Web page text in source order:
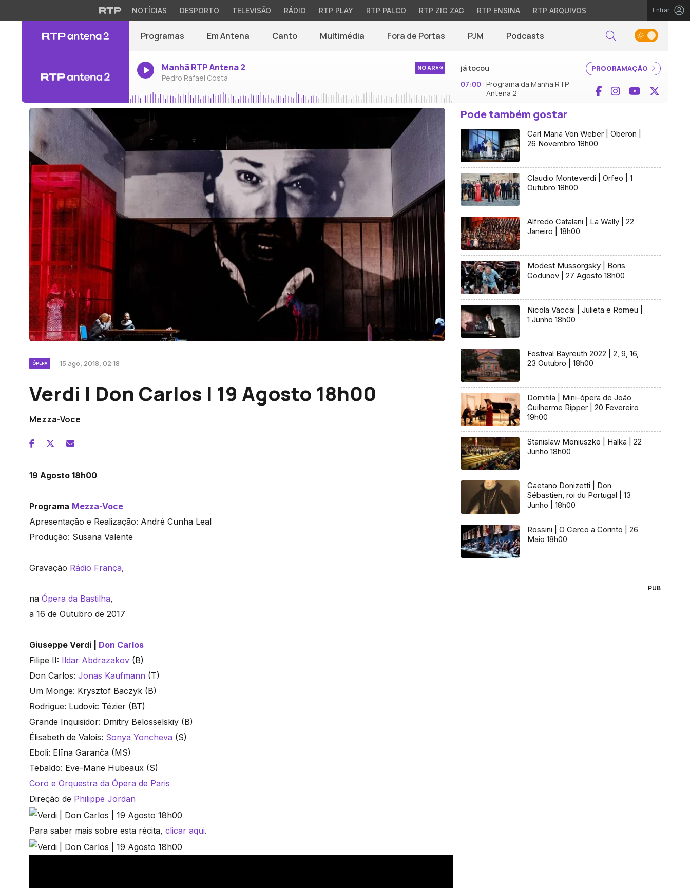
NOTÍCIAS DESPORTO TELEVISÃO RÁDIO RTP PLAY RTP PALCO RTP ZIG ZAG RTP ENSINA RTP ARQUIVOS Entrar
Programas Em Antena Canto Multimédia Fora de Portas PJM Podcasts Pesquisar
Manhã RTP Antena 2
Pedro Rafael Costa
NO AR PROGRAMAÇÃO
já tocou
07:00 Programa da Manhã RTP
Antena 2
Facebook
InstagramYouTube
ÓPERA 15 ago, 2018, 02:18
Verdi | Don Carlos | 19 Agosto 18h00
Mezza-Voce
19 Agosto 18h00
Programa Mezza-Voce
Apresentação e Realização: André Cunha Leal
Produção: Susana Valente
Gravação Rádio França,
na Ópera da Bastilha,
a 16 de Outubro de 2017
Giuseppe Verdi | Don Carlos
Filipe II: Ildar Abdrazakov (B)
Don Carlos: Jonas Kaufmann (T)
Um Monge: Krysztof Baczyk (B)
Rodrigue: Ludovic Tézier (BT)
Grande Inquisidor: Dmitry Belosselskiy (B)
Élisabeth de Valois: Sonya Yoncheva (S)
Eboli: Elīna Garanča (MS)
Tebaldo: Eve-Marie Hubeaux (S)
Coro e Orquestra da Ópera de Paris
Direção de Philippe Jordan
Para saber mais sobre esta récita, clicar aqui.
Pode também gostar
Carl Maria Von Weber | Oberon |
26 Novembro 18h00
Claudio Monteverdi | Orfeo | 1
Outubro 18h00
Alfredo Catalani | La Wally | 22
Janeiro | 18h00
Modest Mussorgsky | Boris
Godunov | 27 Agosto 18h00
Nicola Vaccai | Julieta e Romeu |
1 Junho 18h00
Festival Bayreuth 2022 | 2, 9, 16,
23 Outubro | 18h00
Domitila | Mini-ópera de João
Guilherme Ripper | 20 Fevereiro
19h00
Stanislaw Moniuszko | Halka | 22
Junho 18h00
Gaetano Donizetti | Don
Sébastien, roi du Portugal | 13
Junho | 18h00
Rossini | O Cerco a Corinto | 26
Maio 18h00
PUB